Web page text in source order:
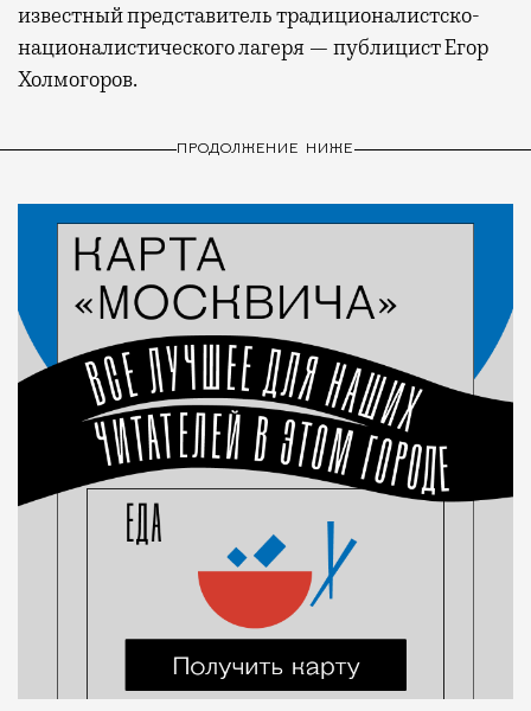
известный представитель традиционалистско-
националистического лагеря — публицист Егор
Холмогоров.
ПРОДОЛЖЕНИЕ НИЖЕ